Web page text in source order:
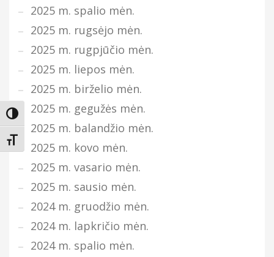
Įjungti didesnį kontrastą
Keisti teksto dydį
2025 m. spalio mėn.
2025 m. rugsėjo mėn.
2025 m. rugpjūčio mėn.
2025 m. liepos mėn.
2025 m. birželio mėn.
2025 m. gegužės mėn.
2025 m. balandžio mėn.
2025 m. kovo mėn.
2025 m. vasario mėn.
2025 m. sausio mėn.
2024 m. gruodžio mėn.
2024 m. lapkričio mėn.
2024 m. spalio mėn.